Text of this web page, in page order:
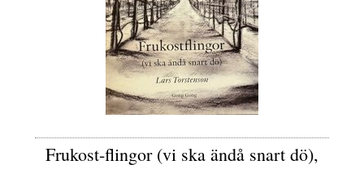
Frukost-flingor (vi ska ändå snart dö),